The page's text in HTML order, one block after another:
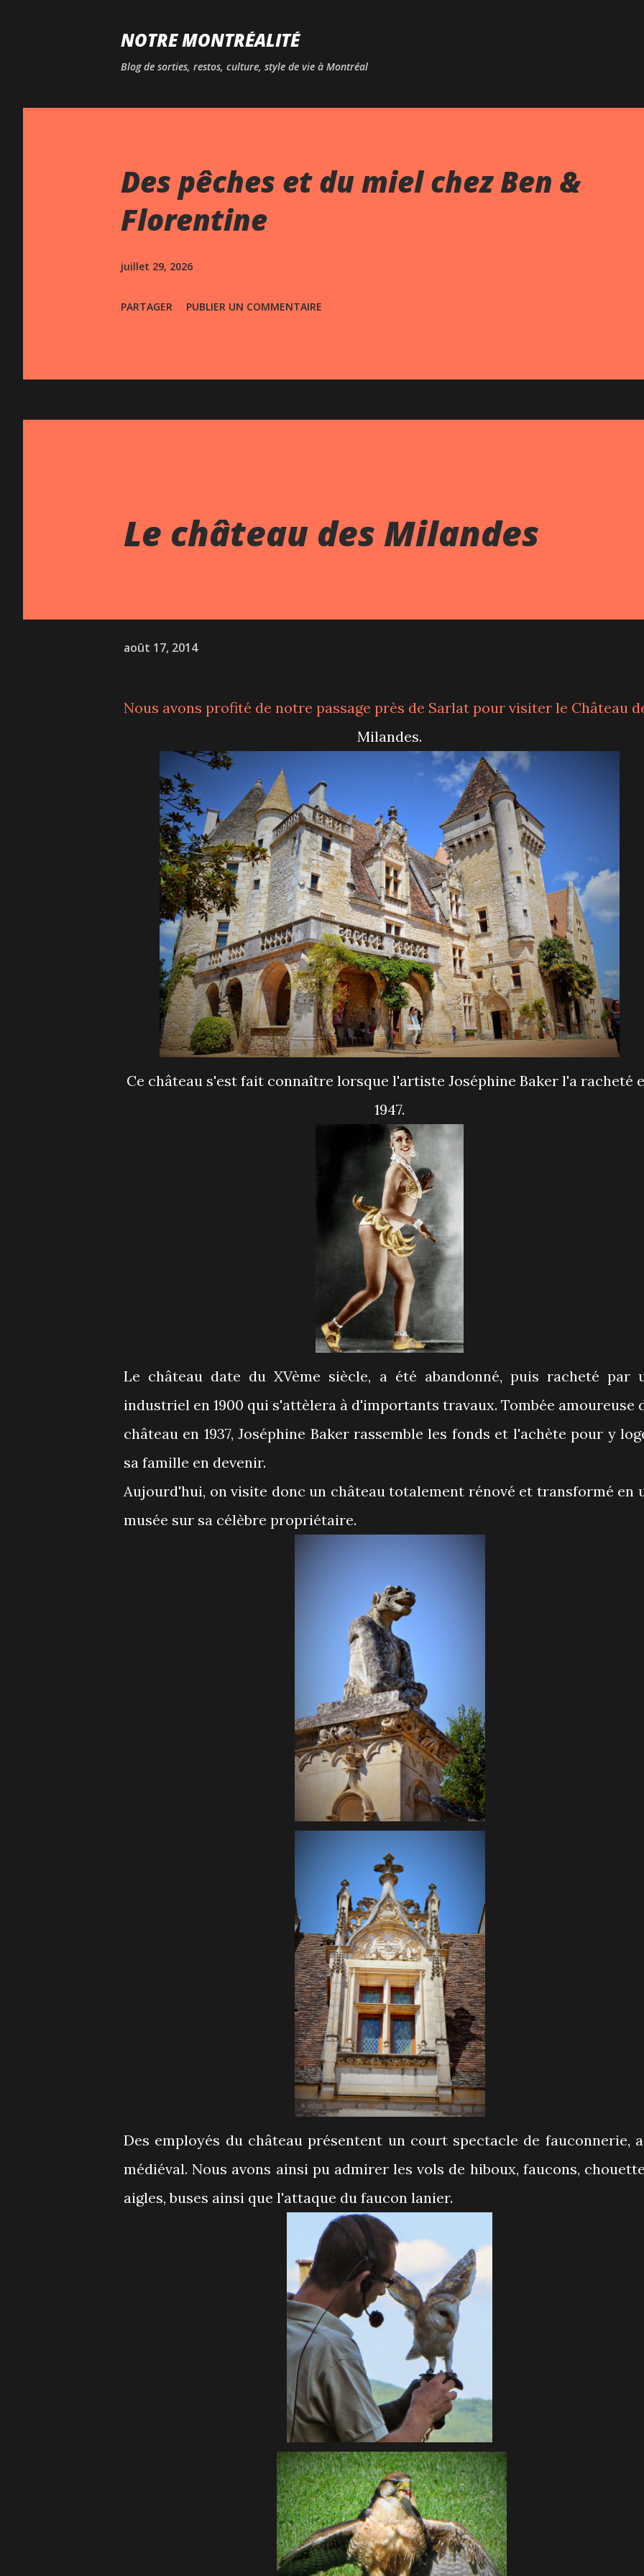
NOTRE MONTRÉALITÉ
Blog de sorties, restos, culture, style de vie à Montréal
Des pêches et du miel chez Ben &
Florentine
juillet 29, 2026
PARTAGER PUBLIER UN COMMENTAIRE
Le château des Milandes
août 17, 2014
Nous avons profité de notre passage près de Sarlat pour visiter le Château des
Milandes.
Ce château s'est fait connaître lorsque l'artiste Joséphine Baker l'a racheté en
1947.
Le château date du XVème siècle, a été abandonné, puis racheté par
industriel en 1900 qui s'attèlera à d'importants travaux. Tombée amoureuse
château en 1937, Joséphine Baker rassemble les fonds et l'achète pour y
sa famille en devenir.
Aujourd'hui, on visite donc un château totalement rénové et transformé en
musée sur sa célèbre propriétaire.
Des employés du château présentent un court spectacle de fauconnerie,
médiéval. Nous avons ainsi pu admirer les vols de hiboux, faucons,
aigles, buses ainsi que l'attaque du faucon lanier.